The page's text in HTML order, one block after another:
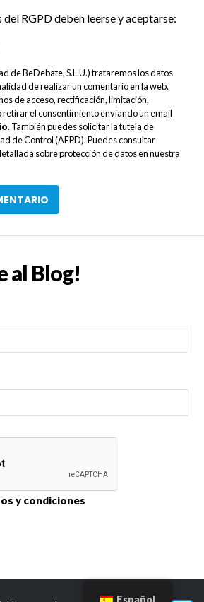
del RGPD deben leerse y aceptarse:
de BeDebate, S.L.U.) trataremos los datos
de realizar un comentario en la web.
de acceso, rectificación, limitación,
el consentimiento enviando un email
. También puedes solicitar la tutela de
de Control (AEPD). Puedes consultar
sobre protección de datos en nuestra
al Blog!
y condiciones
Español